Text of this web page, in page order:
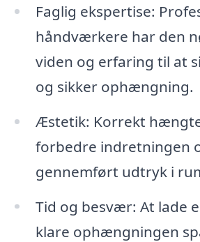
Faglig ekspertise:
håndværkere har den
viden og erfaring til at
og sikker ophængning.
Æstetik: Korrekt
forbedre indretningen
gennemført udtryk i
Tid og besvær: At lade
klare ophængningen